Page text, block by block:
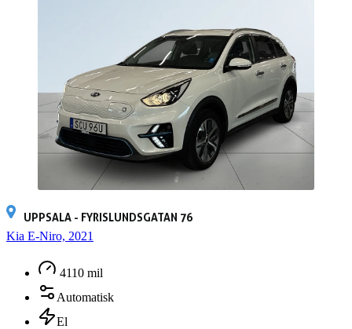
UPPSALA - FYRISLUNDSGATAN 76
Kia E-Niro, 2021
4110 mil
Automatisk
El